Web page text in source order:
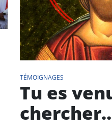
TÉMOIGNAGES
Tu es